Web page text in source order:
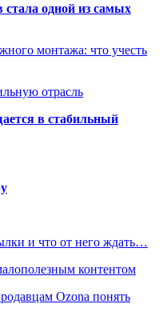
стала одной из самых
монтажа: что учесть
отрасль
в стабильный
и что от него ждать…
контентом
Ozona понять